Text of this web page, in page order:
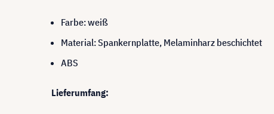
Farbe: weiß
Material: Spankernplatte, Melaminharz beschichtet
ABS
Lieferumfang: